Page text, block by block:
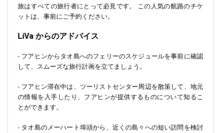
旅はすべての旅行者にとって必見です。 この人気の航路のチケ
ットは、事前にご予約ください。
LiVa からのアドバイス
- フアヒンからタオ島へのフェリーのスケジュールを事前に確認
して、スムーズな旅行計画を立てましょう。
- フアヒン滞在中は、ツーリストセンター周辺を散策して、地元
の情報を入手したり、フアヒンが提供するものについて知るこ
とができます。
- タオ島のメーハート埠頭から、近くの島々への短い訪問を検討